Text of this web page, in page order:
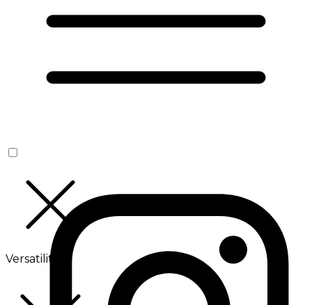
Versatilité